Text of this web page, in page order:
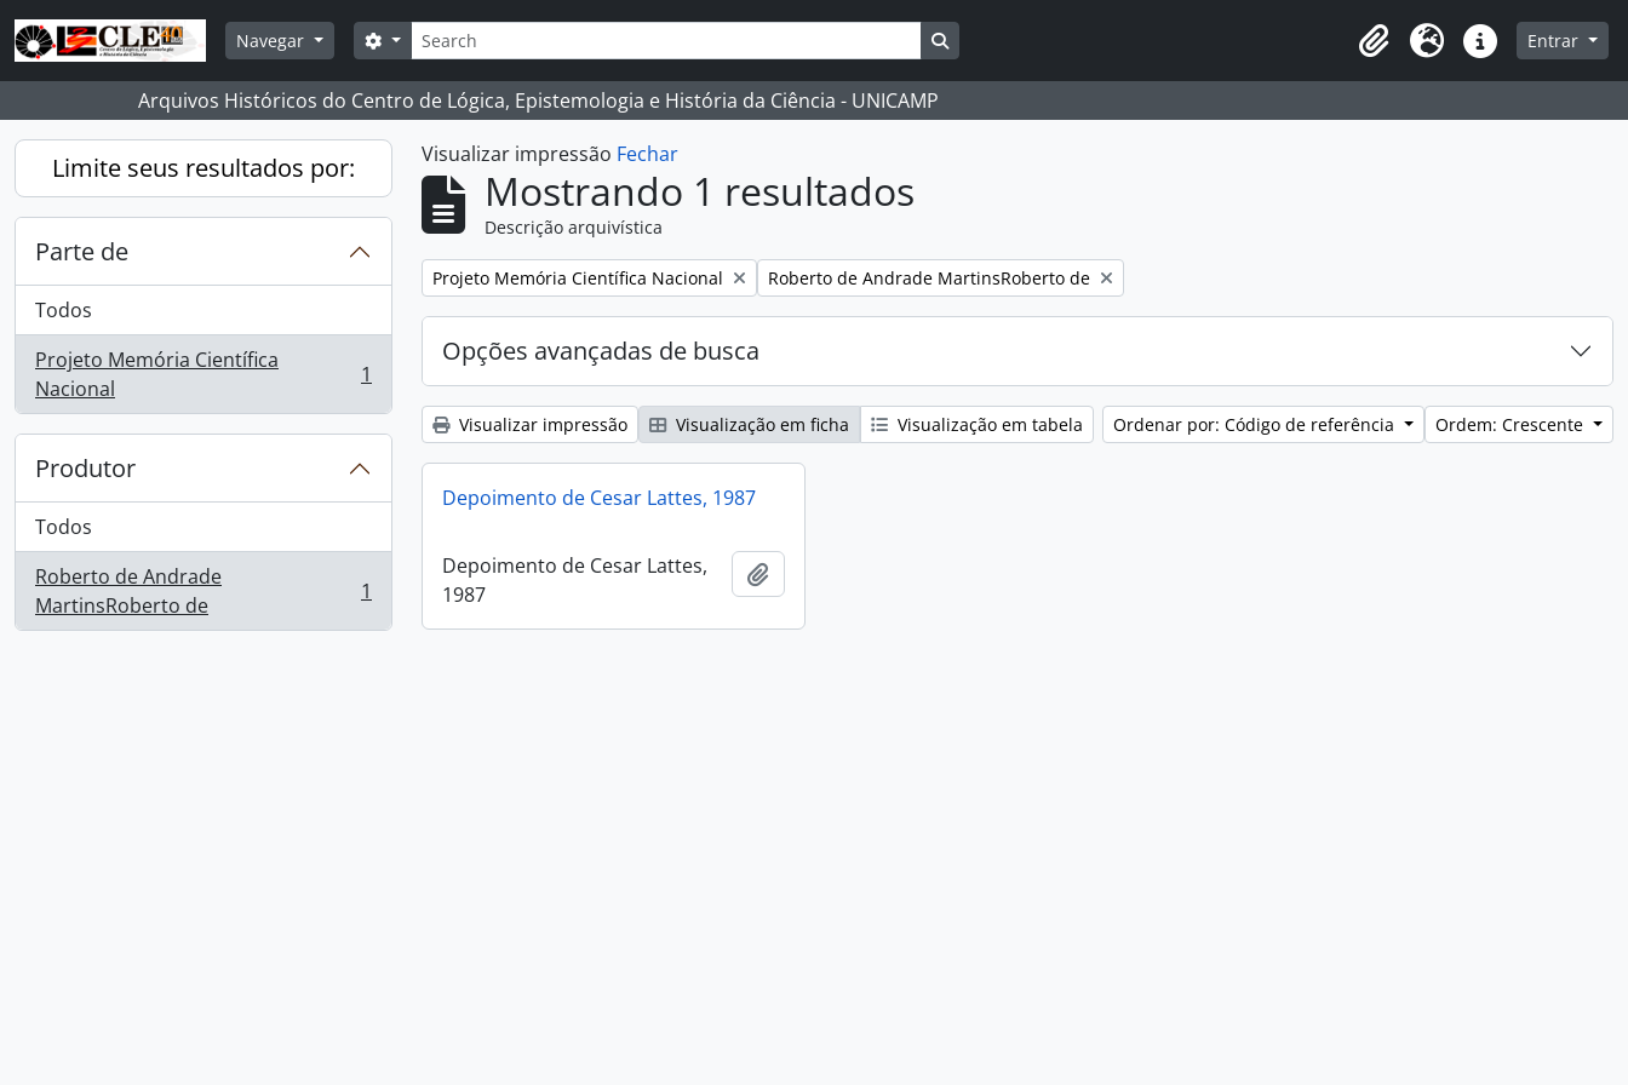
Skip to main content
Navegar
Buscar
Opções de busca
Clipboard
Idioma Atalhos Entrar
Arquivos Históricos do Centro de Lógica, Epistemologia e História da Ciência - UNICAMP
Limite seus resultados por:
Parte de
Todos
Projeto Memória Científica
Nacional
, 1 resultados 1
Produtor
Todos
Roberto de Andrade
MartinsRoberto de
, 1 resultados 1
Visualizar impressão Fechar
Mostrando 1 resultados
Descrição arquivística
Remover filtro:
Projeto Memória Científica Nacional Remover filtro:
Roberto de Andrade MartinsRoberto de
Opções avançadas de busca
Visualizar impressão Visualização em ficha Visualização em tabela Ordenar por: Código de referência Ordem: Crescente
Depoimento de Cesar Lattes, 1987
Depoimento de Cesar Lattes,
1987